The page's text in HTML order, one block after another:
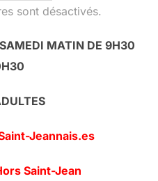
le
sont désactivés.
MATIN DE 9H30
Jeannais.es
Saint-Jean